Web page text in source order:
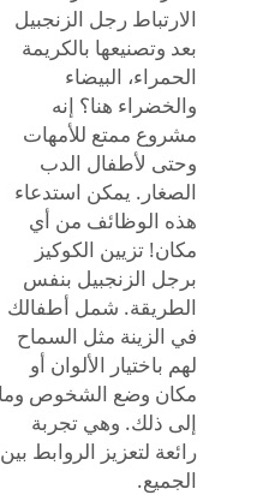
الارتباط رجل الزنجبيل
بعد وتصنيعها بالكريمة
الحمراء، البيضاء
والخضراء هنا؟ إنه
مشروع ممتع للأمهات
وحتى لأطفال الدب
الصغار. يمكن استدعاء
هذه الوظائف من أي
مكان! تزيين الكوكيز
برجل الزنجبيل بنفس
الطريقة. شمل أطفالك
في الزينة مثل السماح
لهم باختيار الألوان أو
مكان وضع الشخوص وما
إلى ذلك. وهي تجربة
رائعة لتعزيز الروابط بين
الجميع.